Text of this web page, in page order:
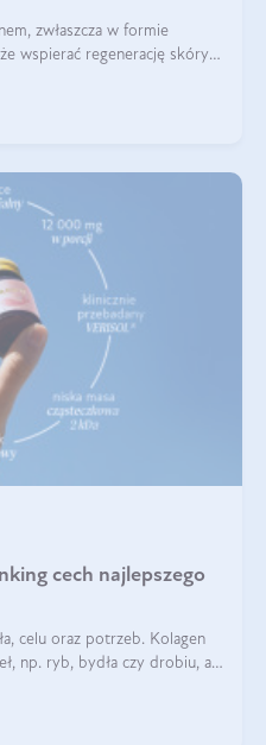
zwłaszcza w formie
wspierać regenerację skóry i
cech najlepszego
celu oraz potrzeb. Kolagen
np. ryb, bydła czy drobiu, a